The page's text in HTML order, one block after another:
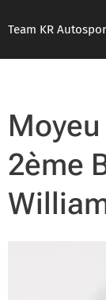
Team KR
2ème